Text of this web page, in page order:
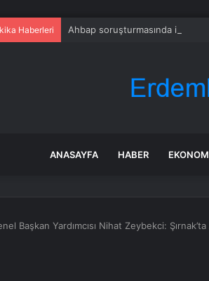
Haberleri Ahbap soruşturmasında iş
ANASAYFA HABER
Başkan Yardımcısı Nihat Zeybekci: